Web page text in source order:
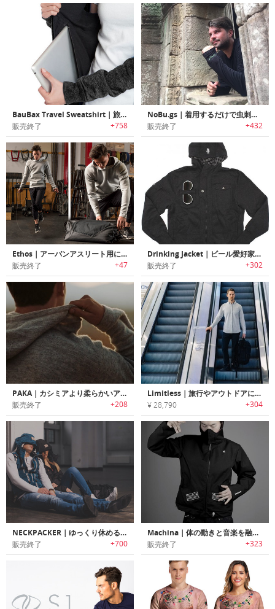
BauBax Travel Sweatshirt｜旅行時に活躍する便利な15の機能を搭載したトラベルパーカー
販売終了 +758
NoBu.gs｜着用するだけで虫刺されからあなたを守るトラベルパーカー「ノーバグズ」
販売終了 +432
Ethos｜アーバンアスリート用に再定義された多機能パーカー「エトス」
販売終了 +47
Drinking Jacket｜ビール愛好家の為のジャケット「ドリンキングジャケット」
販売終了 +302
PAKA｜カシミアより柔らかいアルパカウールセーター「パカ」
販売終了 +208
Limitless｜旅行やアウトドアに最適なハイパフォーマンスメリノウールシャツ「リミットレス」
¥ 28,790 +304
NECKPACKER｜ゆっくり休めるネックピロー搭載の多機能ジャケット/ベスト「ネックパッカー」
販売終了 +700
Machina｜体の動きと音楽を融合させるウェアラブルインタフェース
販売終了 +323